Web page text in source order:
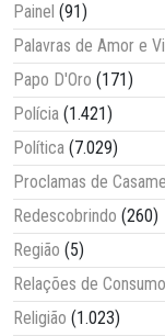
Painel (91)
Palavras de Amor e
Papo D'Oro (171)
Polícia (1.421)
Política (7.029)
Proclamas de
Redescobrindo (260)
Região (5)
Relações de Consumo
Religião (1.023)